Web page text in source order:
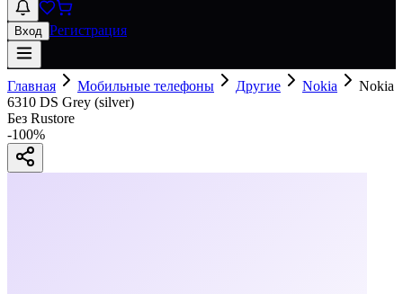
Вход Регистрация
Главная Мобильные телефоны Другие Nokia
Nokia
6310 DS Grey (silver)
Без Rustore
-100%